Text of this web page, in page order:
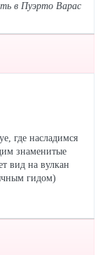
в Пуэрто Варас
где насладимся
знаменитые
вид на вулкан
гидом)